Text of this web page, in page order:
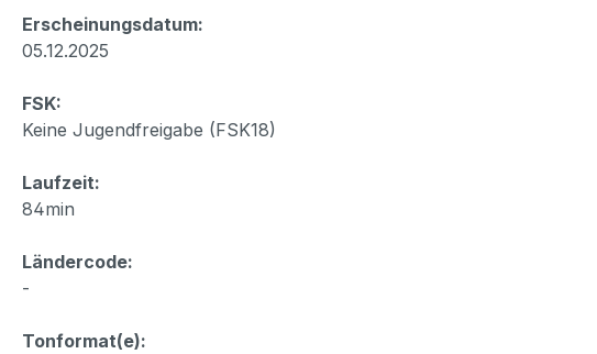
Erscheinungsdatum:
05.12.2025
FSK:
Keine Jugendfreigabe (FSK18)
Laufzeit:
84min
Ländercode:
-
Tonformat(e):